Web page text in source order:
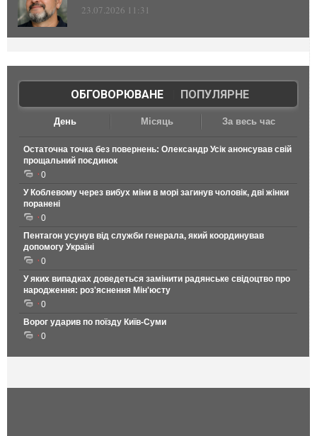
23.07.2026 11:31
ОБГОВОРЮВАНЕ| ПОПУЛЯРНЕ
День Місяць За весь час
Остаточна точка без повернень: Олександр Усік анонсував свій
прощальний поєдинок
0
У Коблевому через вибух міни в морі загинув чоловік, дві жінки
поранені
0
Пентагон усунув від служби генерала, який координував
допомогу Україні
0
У яких випадках доведеться замінити радянське свідоцтво про
народження: роз'яснення Мін'юсту
0
Ворог ударив по поїзду Київ-Суми
0